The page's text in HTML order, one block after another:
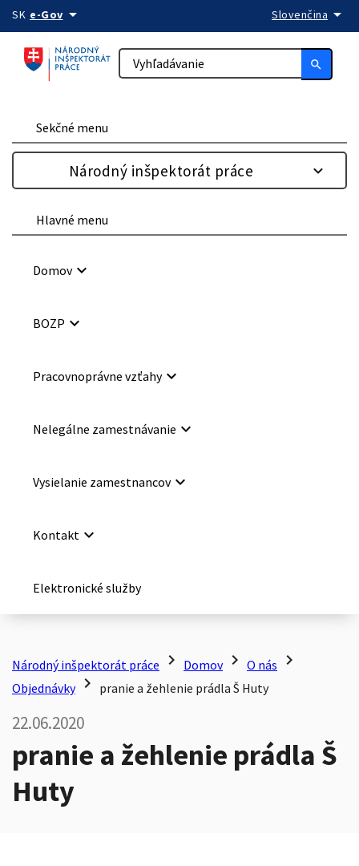
Preskočiť na obsah
SK e-Govarrow_drop_down Slovenčina arrow_drop_down
search
Sekčné menu
Národný inšpektorát práce
Hlavné menu
Domovkeyboard_arrow_down
BOZP keyboard_arrow_down
Pracovnoprávne vzťahykeyboard_arrow_down
Nelegálne zamestnávanie keyboard_arrow_down
Vysielanie zamestnancovkeyboard_arrow_down
Kontakt keyboard_arrow_down
Elektronické služby
Národný inšpektorát práce chevron_right Domov chevron_right O nás chevron_right
Objednávky chevron_right pranie a žehlenie prádla Š Huty
22.06.2020
pranie a žehlenie prádla Š
Huty